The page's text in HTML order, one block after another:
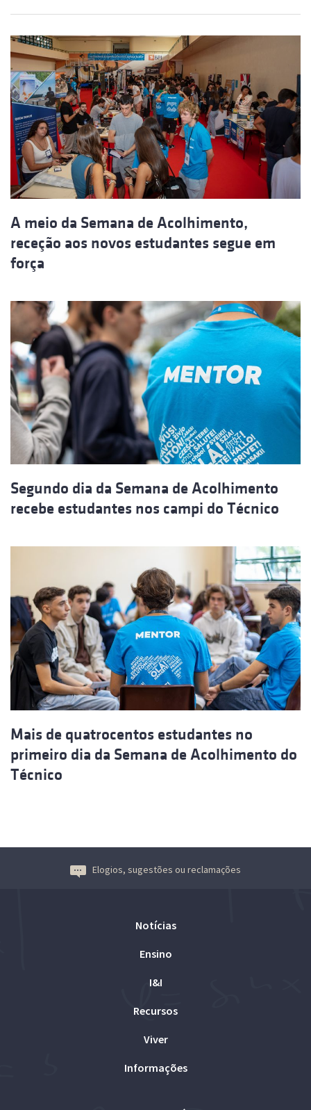
A meio da Semana de Acolhimento,
receção aos novos estudantes segue em
força
Segundo dia da Semana de Acolhimento
recebe estudantes nos campi do Técnico
Mais de quatrocentos estudantes no
primeiro dia da Semana de Acolhimento do
Técnico
Elogios, sugestões ou reclamações
Notícias
Ensino
I&I
Recursos
Viver
Informações